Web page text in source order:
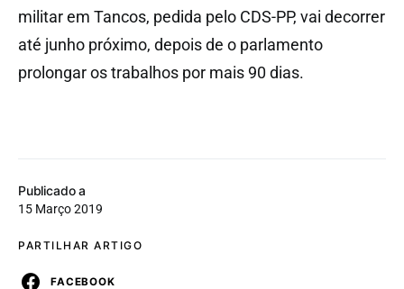
Publicado a
15 Março 2019
PARTILHAR ARTIGO
FACEBOOK
militar em Tancos, pedida pelo CDS-PP, vai decorrer
até junho próximo, depois de o parlamento
prolongar os trabalhos por mais 90 dias.